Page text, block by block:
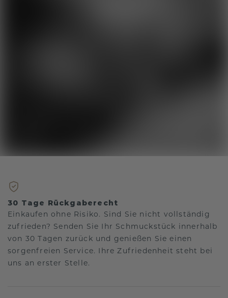
30 Tage Rückgaberecht
Einkaufen ohne Risiko. Sind Sie nicht vollständig
zufrieden? Senden Sie Ihr Schmuckstück innerhalb
von 30 Tagen zurück und genießen Sie einen
sorgenfreien Service. Ihre Zufriedenheit steht bei
uns an erster Stelle.